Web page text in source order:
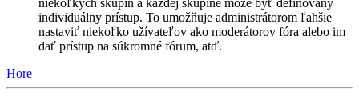
niekoľkých skupín a každej skupine môže byť definovaný
individuálny prístup. To umožňuje administrátorom ľahšie
nastaviť niekoľko užívateľov ako moderátorov fóra alebo im
dať prístup na súkromné fórum, atď.
Hore